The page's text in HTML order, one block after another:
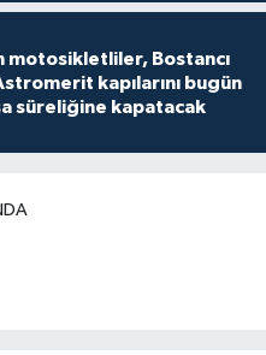
motosikletliler, Bostancı
kapılarını bugün
süreliğine kapatacak